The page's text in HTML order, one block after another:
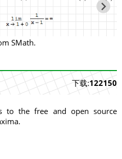
SMath.
下载:122150
to the free and open source